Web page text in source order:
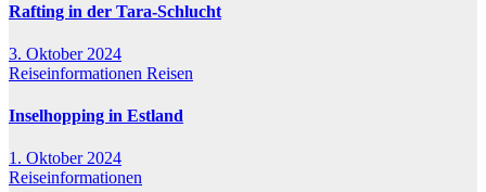
Rafting in der Tara-Schlucht
3. Oktober 2024
Reiseinformationen Reisen
Inselhopping in Estland
1. Oktober 2024
Reiseinformationen